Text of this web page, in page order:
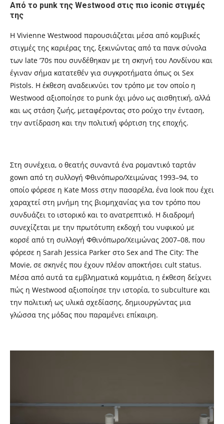
Από το punk της Westwood στις πιο iconic στιγμές
της
Η Vivienne Westwood παρουσιάζεται μέσα από κομβικές
στιγμές της καριέρας της, ξεκινώντας από τα πανκ σύνολα
των late ’70s που συνδέθηκαν με τη σκηνή του Λονδίνου και
έγιναν σήμα κατατεθέν για συγκροτήματα όπως οι Sex
Pistols. Η έκθεση αναδεικνύει τον τρόπο με τον οποίο η
Westwood αξιοποίησε το punk όχι μόνο ως αισθητική, αλλά
και ως στάση ζωής, μεταφέροντας στο ρούχο την ένταση,
την αντίδραση και την πολιτική φόρτιση της εποχής.
Στη συνέχεια, ο θεατής συναντά ένα ρομαντικό ταρτάν
gown από τη συλλογή Φθινόπωρο/Χειμώνας 1993–94, το
οποίο φόρεσε η Kate Moss στην πασαρέλα, ένα look που έχει
χαραχτεί στη μνήμη της βιομηχανίας για τον τρόπο που
συνδυάζει το ιστορικό και το ανατρεπτικό. Η διαδρομή
συνεχίζεται με την πρωτότυπη εκδοχή του νυφικού με
κορσέ από τη συλλογή Φθινόπωρο/Χειμώνας 2007–08, που
φόρεσε η Sarah Jessica Parker στο Sex and The City: The
Movie, σε σκηνές που έχουν πλέον αποκτήσει cult status.
Μέσα από αυτά τα εμβληματικά κομμάτια, η έκθεση δείχνει
πώς η Westwood αξιοποίησε την ιστορία, το subculture και
την πολιτική ως υλικά σχεδίασης, δημιουργώντας μια
γλώσσα της μόδας που παραμένει επίκαιρη.